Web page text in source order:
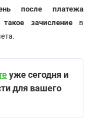
после платежа
зачислениев
уже сегодня и
для вашего